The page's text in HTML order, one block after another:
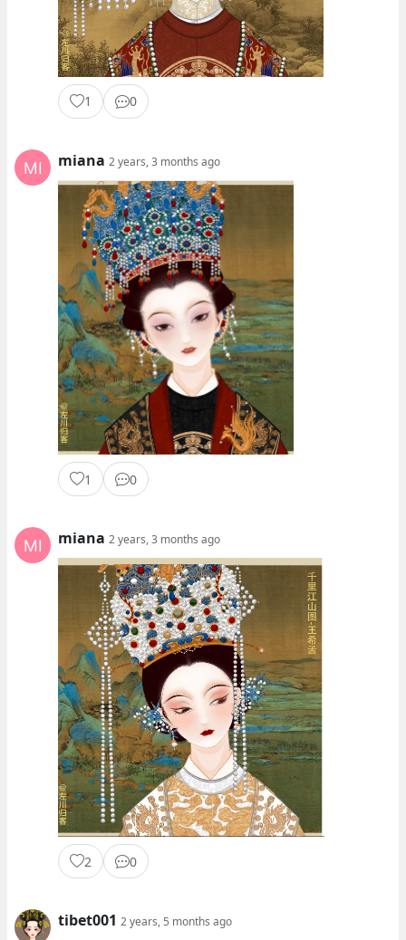
1 0
miana 2 years, 3 months ago
1 0
miana 2 years, 3 months ago
2 0
tibet001 2 years, 5 months ago